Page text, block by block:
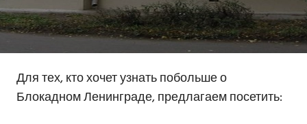
Для тех, кто хочет узнать побольше о
Блокадном Ленинграде, предлагаем посетить: